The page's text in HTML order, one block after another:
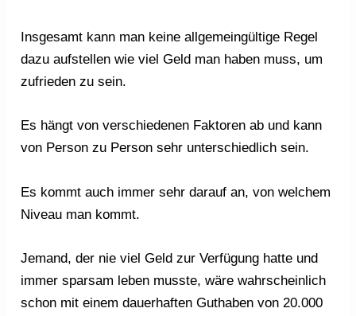
Insgesamt kann man keine allgemeingültige Regel
dazu aufstellen wie viel Geld man haben muss, um
zufrieden zu sein.
Es hängt von verschiedenen Faktoren ab und kann
von Person zu Person sehr unterschiedlich sein.
Es kommt auch immer sehr darauf an, von welchem
Niveau man kommt.
Jemand, der nie viel Geld zur Verfügung hatte und
immer sparsam leben musste, wäre wahrscheinlich
schon mit einem dauerhaften Guthaben von 20.000